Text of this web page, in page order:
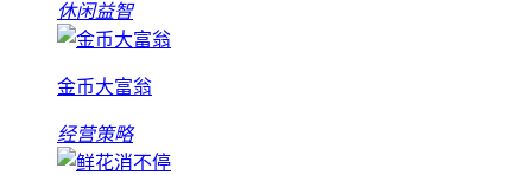
休闲益智
金币大富翁
经营策略